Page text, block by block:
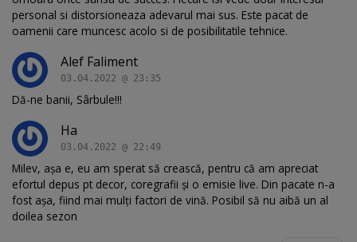
personal si distorsioneaza adevarul mai sus. Este pacat de
oamenii care muncesc acolo si de posibilitatile tehnice.
Alef Faliment
03.04.2022 @ 23:35
Dă-ne banii, Sârbule!!!
Ha
03.04.2022 @ 22:49
Milev, așa e, eu am sperat să crească, pentru că am apreciat
efortul depus pt decor, coregrafii și o emisie live. Din pacate n-a
fost așa, fiind mai mulți factori de vină. Posibil să nu aibă un al
doilea sezon